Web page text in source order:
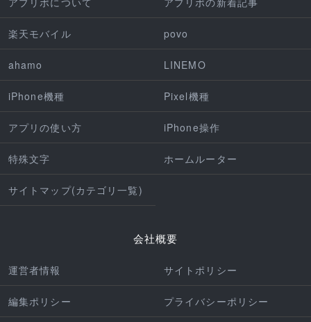
楽天モバイル povo
ahamo LINEMO
iPhone機種 Pixel機種
アプリの使い方 iPhone操作
特殊文字 ホームルーター
サイトマップ(カテゴリ一覧)
会社概要
運営者情報 サイトポリシー
編集ポリシー プライバシーポリシー